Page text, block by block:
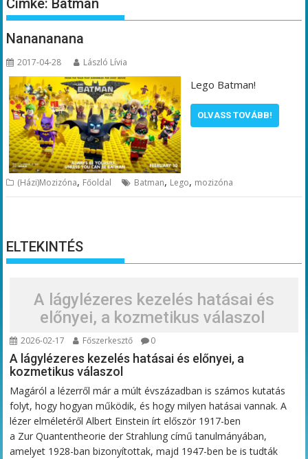
Címke: Batman
Nanananana
2017-04-28 László Lívia
Lego Batman!
OLVASS TOVÁBB!
(Házi)Mozizóna, Főoldal Batman, Lego, mozizóna
ELTEKINTÉS
A lágylézeres kezelés hatásai és
előnyei, a kozmetikus válaszol
2026-02-17 Főszerkesztő 0
A lágylézeres kezelés hatásai és előnyei, a
kozmetikus válaszol
Magáról a lézerről már a múlt évszázadban is számos kutatás
folyt, hogy hogyan működik, és hogy milyen hatásai vannak. A
lézer elméletéről Albert Einstein írt először 1917-ben
a Zur Quantentheorie der Strahlung című tanulmányában,
amelyet 1928-ban bizonyítottak, majd 1947-ben be is tudták